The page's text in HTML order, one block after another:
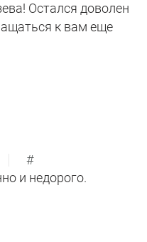
Остался доволен
к вам еще
#
и недорого.